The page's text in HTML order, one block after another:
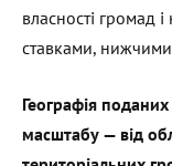
власності громад
ставками,
Географія
масштабу — від